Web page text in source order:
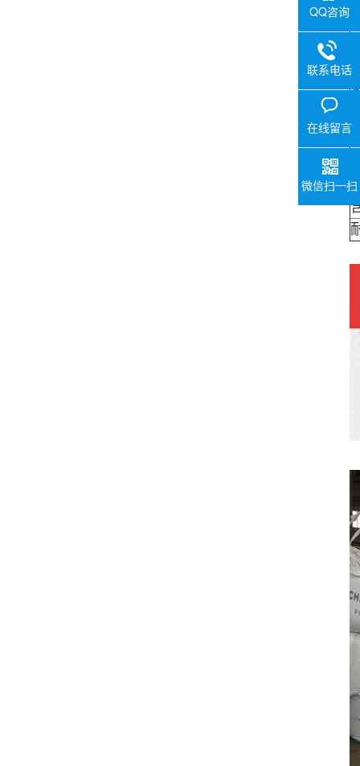
S
QQ咨询
联系电话
在线留言
微信扫一扫